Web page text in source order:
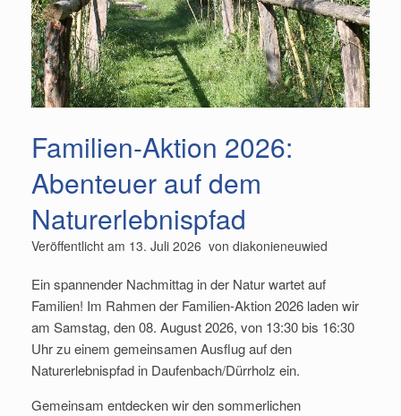
Familien-Aktion 2026:
Abenteuer auf dem
Naturerlebnispfad
Veröffentlicht am 13. Juli 2026 von diakonieneuwied
Ein spannender Nachmittag in der Natur wartet auf
Familien! Im Rahmen der Familien-Aktion 2026 laden wir
am Samstag, den 08. August 2026, von 13:30 bis 16:30
Uhr zu einem gemeinsamen Ausflug auf den
Naturerlebnispfad in Daufenbach/Dürrholz ein.
Gemeinsam entdecken wir den sommerlichen